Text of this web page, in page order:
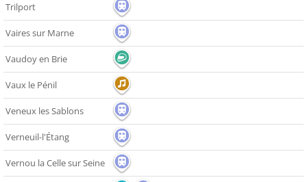
Trilport
Vaires sur Marne
Vaudoy en Brie
Vaux le Pénil
Veneux les Sablons
Verneuil-l'Étang
Vernou la Celle sur Seine